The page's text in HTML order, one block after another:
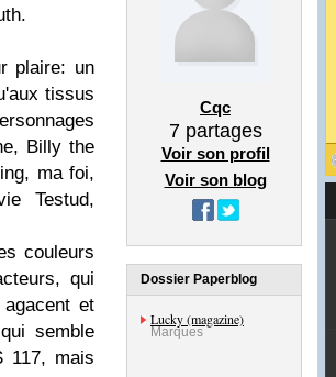
plaire: un
tissus
Billy the
ma foi,
Testud,
couleurs
qui
et
semble
117, mais
Cqc
7partages
Voir son profil
Voir son blog
Dossier Paperblog
Lucky (magazine)
Marques